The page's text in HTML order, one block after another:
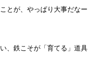
とが、やっぱり大事だなー
、鉄こそが「育てる」道具